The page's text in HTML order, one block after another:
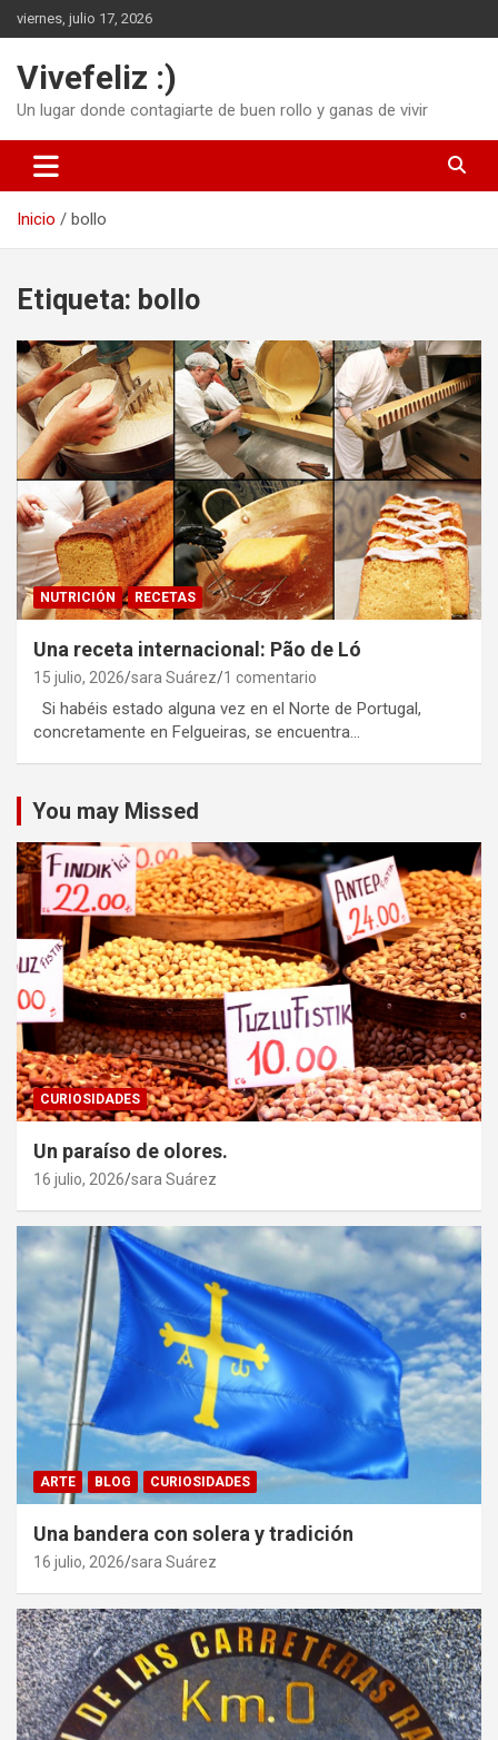
Saltar
al
viernes, julio 17, 2026
Vivefeliz :)
Un lugar donde contagiarte de buen rollo y ganas de vivir
Inicio bollo
Etiqueta: bollo
NUTRICIÓN RECETAS
Una receta internacional: Pão de Ló
15 julio, 2026 sara Suárez 1 comentario
Si habéis estado alguna vez en el Norte de Portugal,
concretamente en Felgueiras, se encuentra…
You may Missed
CURIOSIDADES
Un paraíso de olores.
16 julio, 2026 sara Suárez
ARTE BLOG CURIOSIDADES
Una bandera con solera y tradición
16 julio, 2026 sara Suárez